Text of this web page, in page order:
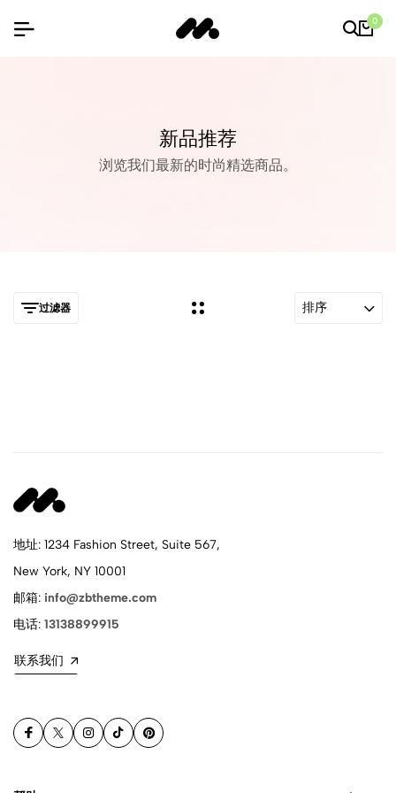
0
新品推荐
浏览我们最新的时尚精选商品。
过滤器 排序
地址: 1234 Fashion Street, Suite 567,
New York, NY 10001
邮箱: info@zbtheme.com
电话: 13138899915
联系我们